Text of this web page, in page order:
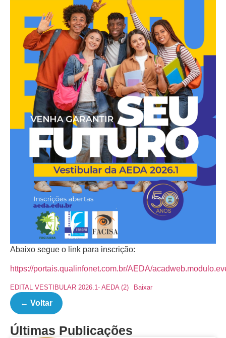
Abaixo segue o link para inscrição:
https://portais.qualinfonet.com.br/AEDA/
EDITAL VESTIBULAR 2026.1- AEDA (2) Baixar
← Voltar
Últimas Publicações